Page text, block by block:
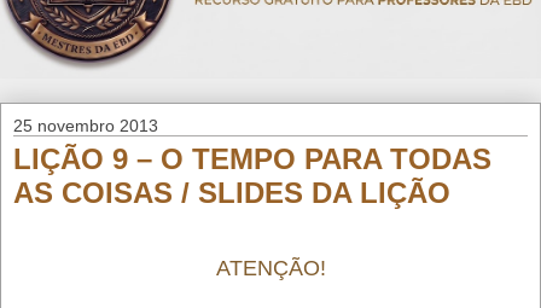
25 novembro 2013
LIÇÃO 9 – O TEMPO PARA TODAS
AS COISAS / SLIDES DA LIÇÃO
ATENÇÃO!